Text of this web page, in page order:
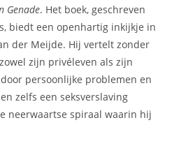
Genade. Het boek, geschreven
biedt een openhartig inkijkje in
der Meijde. Hij vertelt zonder
zijn privéleven als zijn
persoonlijke problemen en
zelfs een seksverslaving
neerwaartse spiraal waarin hij